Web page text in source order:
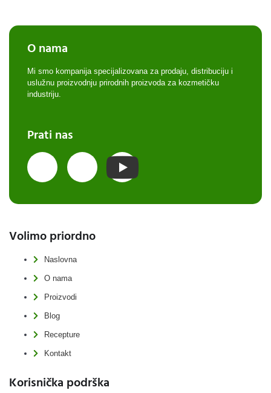
O nama
Mi smo kompanija specijalizovana za prodaju, distribuciju i
uslužnu proizvodnju prirodnih proizvoda za kozmetičku
industriju.
Prati nas
Volimo priordno
Naslovna
O nama
Proizvodi
Blog
Recepture
Kontakt
Korisnička podrška